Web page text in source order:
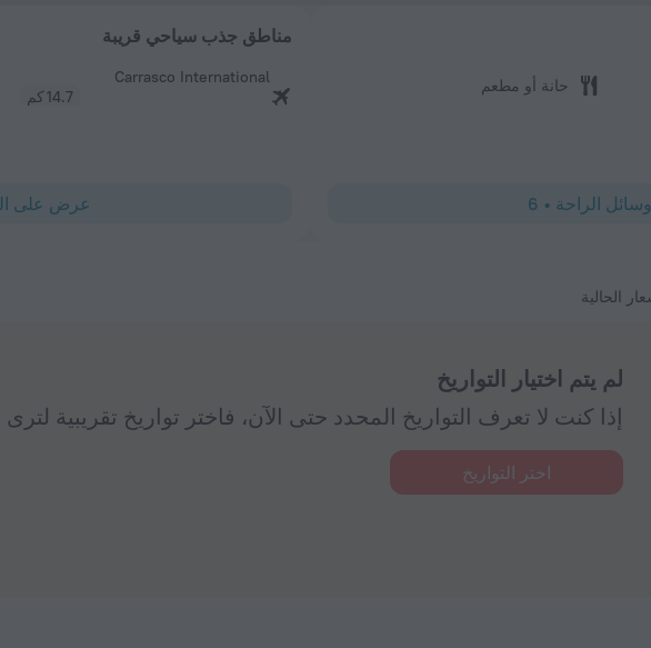
حانة أو مطعم
الراحة •
6
مناطق جذب سياحي قريبة
Carrasco International
14.7 كم
عرض على
الحالية
لم يتم اختيار التواريخ
إذا كنت لا تعرف التواريخ المحدد حتى الآن، فاختر تواريخ تقريبية
اختر التواريخ